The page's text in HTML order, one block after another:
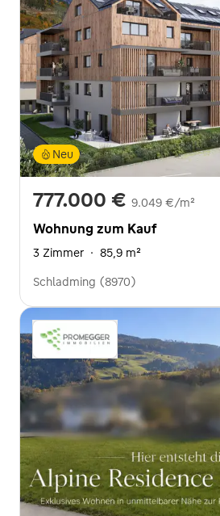
Neu
777.000 € 9.049 €/m²
Wohnung zum Kauf
3 Zimmer · 85,9 m²
Schladming (8970)